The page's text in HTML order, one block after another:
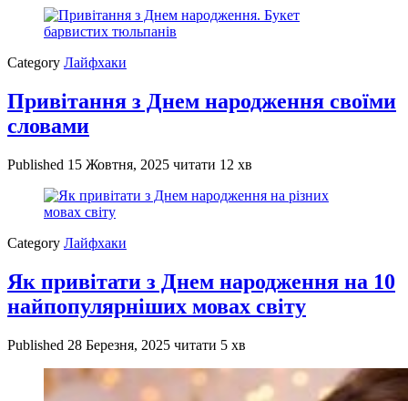
Category Лайфхаки
Привітання з Днем народження своїми
словами
Published 15 Жовтня, 2025 читати 12 хв
Category Лайфхаки
Як привітати з Днем народження на 10
найпопулярніших мовах світу
Published 28 Березня, 2025 читати 5 хв